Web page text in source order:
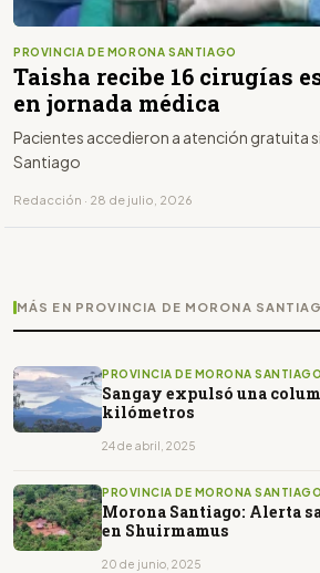
PROVINCIA DE MORONA SANTIAGO
Taisha recibe 16 cirugías
en jornada médica
Pacientes accedieron a atención gratuita
Santiago
Redacción · 28 de julio, 2026
MÁS EN PROVINCIA DE MORONA
PROVINCIA DE MORONA SANTIAGO
Sangay expulsó una
kilómetros
24 de abril, 2025
PROVINCIA DE MORONA SANTIAGO
Morona Santiago: Alerta
en Shuirmamus
20 de junio, 2025